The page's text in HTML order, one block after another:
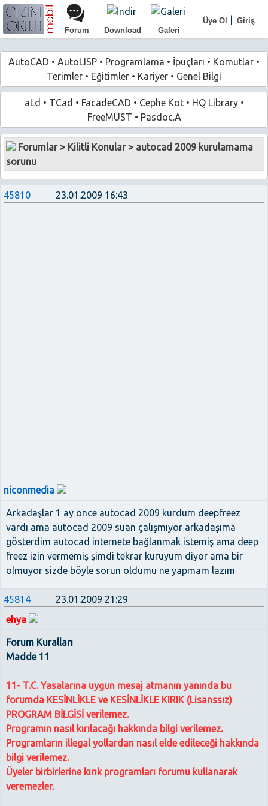
Üye Ol
Giriş
Forum
Download Galeri
AutoCAD • AutoLISP • Programlama • İpuçları • Komutlar •
Terimler • Eğitimler • Kariyer • Genel Bilgi
aLd • TCad • FacadeCAD • Cephe Kot• HQ Library•
FreeMUST • Pasdoc.A
Forumlar> Kilitli Konular> autocad 2009 kurulamama
sorunu
45810 23.01.2009 16:43
niconmedia
Arkadaşlar 1 ay önce autocad 2009 kurdum deepfreez
vardı ama autocad 2009 suan çalışmıyor arkadaşıma
gösterdim autocad internete bağlanmak istemiş ama deep
freez izin vermemiş şimdi tekrar kuruyum diyor ama bir
olmuyor sizde böyle sorun oldumu ne yapmam lazım
45814
23.01.2009 21:29
ehya
Forum Kuralları
Madde 11
11- T.C. Yasalarına uygun mesaj atmanın yanında bu
forumda KESİNLİKLE ve KESİNLİKLE KIRIK (Lisanssız)
PROGRAM BİLGİSİ verilemez.
Programın nasıl kırılacağı hakkında bilgi verilemez.
Programların illegal yollardan nasıl elde edileceği hakkında
bilgi verilemez.
Üyeler birbirlerine kırık programları forumu kullanarak
veremezler.